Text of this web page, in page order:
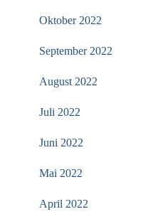
Oktober 2022
September 2022
August 2022
Juli 2022
Juni 2022
Mai 2022
April 2022